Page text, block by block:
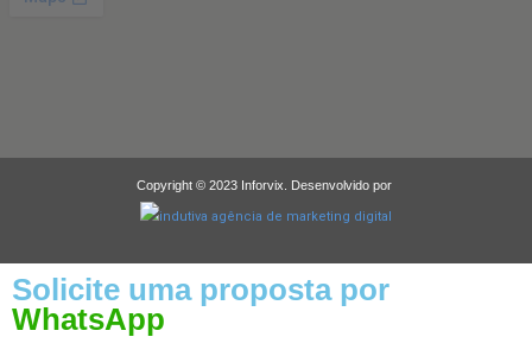
Copyright © 2023 Inforvix. Desenvolvido por
Solicite uma proposta por
WhatsApp